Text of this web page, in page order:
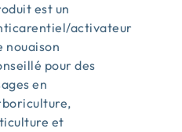
est un
activateur
nouaison
pour des
en
et